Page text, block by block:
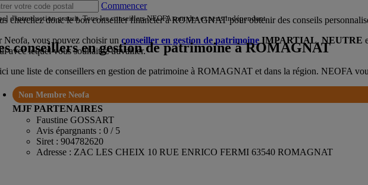
Commencer
d'introduction gratuit. Tous les conseillers NEOFA sont des experts indépendant.
cherchez donc le bon conseiller financier àROMAGNATpour obtenir des conseils
Neofa, vous pouvez choisir unconseiller en gestion de patrimoine IMPARTIAL,NEUTRE
avec lequel vous souhaitez travailler.
conseillers en gestion de patrimoine àROMAGNAT
une liste de conseillers en gestion de patrimoine àROMAGNAT et dans la région. NEOFA
Non Membre Neofa
MJF PARTENAIRES
Faustine GOSSART
Avis épargnants : 0 / 5
Siret : 904782620
Adresse : ZAC LES CHEIX 10 RUE ENRICO FERMI 63540 ROMAGNAT